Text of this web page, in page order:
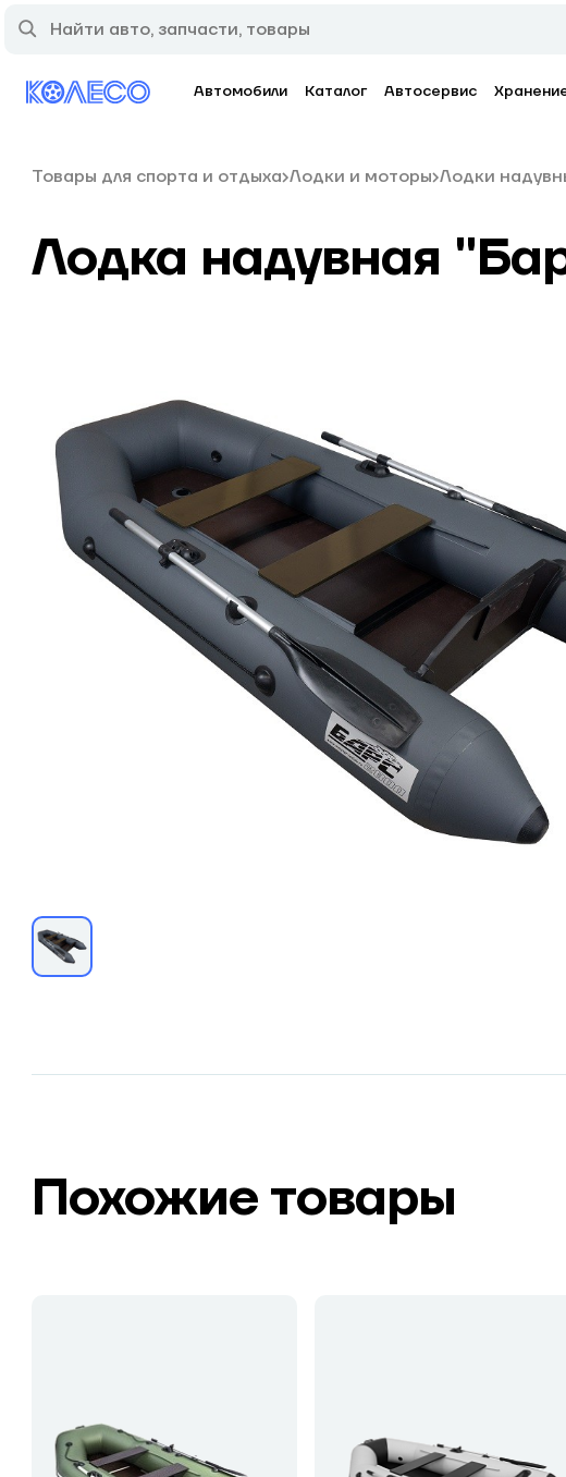
Автомобили Каталог Автосервис
Товары для спорта и отдыха Лодки и моторы Лодки
Лодка надувная
Похожие товары